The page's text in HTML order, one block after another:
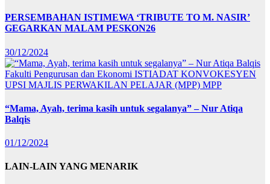
PERSEMBAHAN ISTIMEWA ‘TRIBUTE TO M. NASIR’
GEGARKAN MALAM PESKON26
30/12/2024
Fakulti Pengurusan dan Ekonomi ISTIADAT KONVOKESYEN
UPSI MAJLIS PERWAKILAN PELAJAR (MPP) MPP
“Mama, Ayah, terima kasih untuk segalanya” – Nur Atiqa
Balqis
01/12/2024
LAIN-LAIN YANG MENARIK